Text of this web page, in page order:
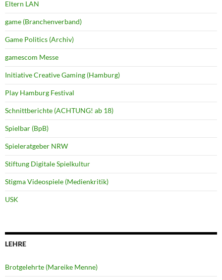
Eltern LAN
game (Branchenverband)
Game Politics (Archiv)
gamescom Messe
Initiative Creative Gaming (Hamburg)
Play Hamburg Festival
Schnittberichte (ACHTUNG! ab 18)
Spielbar (BpB)
Spieleratgeber NRW
Stiftung Digitale Spielkultur
Stigma Videospiele (Medienkritik)
USK
LEHRE
Brotgelehrte (Mareike Menne)